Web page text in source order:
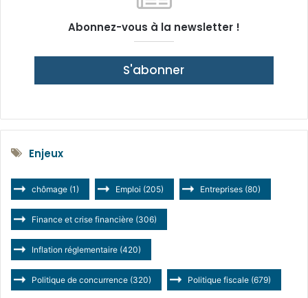
Abonnez-vous à la newsletter !
S'abonner
Enjeux
chômage (1) Emploi (205) Entreprises (80)
Finance et crise financière (306)
Inflation réglementaire (420)
Politique de concurrence (320) Politique fiscale (679)